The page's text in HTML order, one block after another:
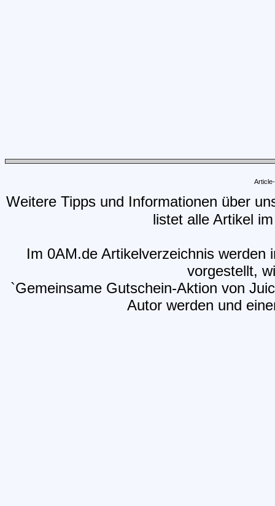
Weitere Tipps und Informationen über
listet alle Artikel
Im 0AM.de Artikelverzeichnis
vorgestellt,
`Gemeinsame Gutschein-Aktion von
Autor werden und